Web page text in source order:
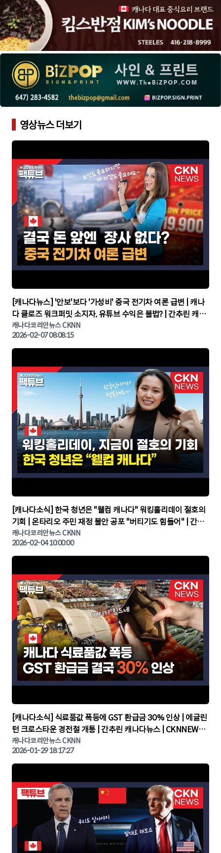
영상뉴스 더보기
▶
[캐나다뉴스] '안보'보다 '가성비' 중국 전기차 여론 급변 | 캐나
다 클로즈 워크퍼밋 소지자, 유튜브 수익은 불법? | 간추린 캐나
다뉴스 | CKNNEWS, 캐나다코리안뉴스
캐나다코리안뉴스 CKNN
2026-02-07 08:08:15
▶
[캐나다소식] 한국 청년은 "웰컴 캐나다" 워킹홀리데이 절호의
기회 | 온타리오 주민 재정 불안 공포 "버티기도 힘들어" | 간추
린 캐나다뉴스 | CKNNEWS, 캐나다코리안뉴스
캐나다코리안뉴스 CKNN
2026-02-04 10:00:00
▶
[캐나다소식] 식료품값 폭등에 GST 환급금 30% 인상 | 에글린
턴 크로스타운 경전철 개통 | 간추린 캐나다뉴스 | CKNNEWS,
캐나다코리안뉴스
캐나다코리안뉴스 CKNN
2026-01-29 18:17:27